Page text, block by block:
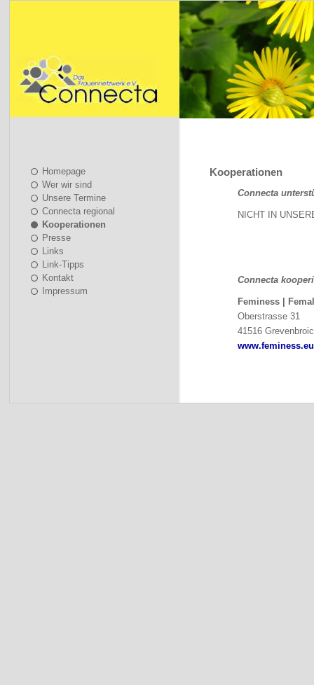
Homepage
Wer wir sind
Unsere Termine
Connecta regional
Kooperationen
Presse
Links
Link-Tipps
Kontakt
Impressum
Kooperationen
Connecta
NICHT IN
Connecta
Feminess |
Oberstrasse 31
41516
www.feminess.eu